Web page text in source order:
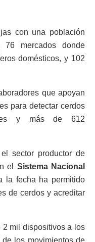
con una población
76 mercados donde
domésticos, y 102
que apoyan
para detectar cerdos
y más de 612
sector productor de
el Sistema Nacional
la fecha ha permitido
de cerdos y acreditar
2 mil dispositivos a los
los movimientos de